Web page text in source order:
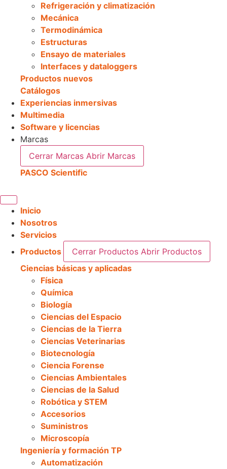
Refrigeración y climatización
Mecánica
Termodinámica
Estructuras
Ensayo de materiales
Interfaces y dataloggers
Productos nuevos
Catálogos
Experiencias inmersivas
Multimedia
Software y licencias
Marcas
Cerrar Marcas Abrir Marcas
PASCO Scientific
Inicio
Nosotros
Servicios
Productos
Cerrar Productos Abrir Productos
Ciencias básicas y aplicadas
Física
Química
Biología
Ciencias del Espacio
Ciencias de la Tierra
Ciencias Veterinarias
Biotecnología
Ciencia Forense
Ciencias Ambientales
Ciencias de la Salud
Robótica y STEM
Accesorios
Suministros
Microscopía
Ingeniería y formación TP
Automatización